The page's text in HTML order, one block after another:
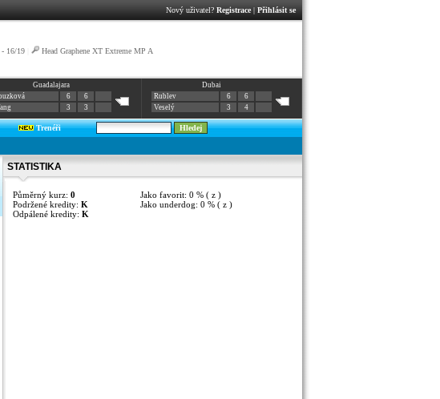
Nový uživatel? Registrace| Přihlásit se
- 16/19 Head Graphene XT Extreme MP A
Guadalajara
6
6
3 3
Dubai
Rublev
6
6
Veselý
3 4
Trenéři
STATISTIKA
Půměrný kurz: 0
Podržené kredity: K
Odpálené kredity: K
Jako favorit: 0 % ( z )
Jako underdog: 0 % ( z )